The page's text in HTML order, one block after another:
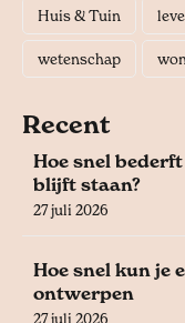
Huis & Tuin
wetenschap
Recent
Hoe snel
blijft staan?
27 juli 2026
Hoe snel kun je
ontwerpen
27 juli 2026